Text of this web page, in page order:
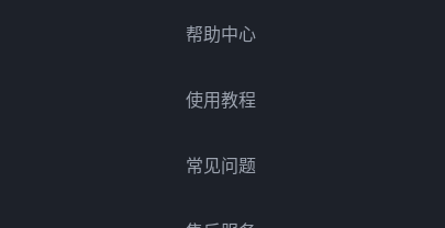
帮助中心
使用教程
常见问题